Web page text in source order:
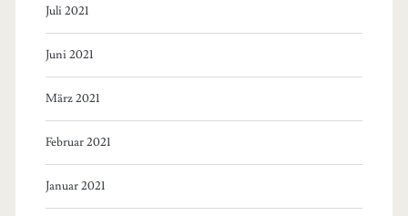
Juli 2021
Juni 2021
März 2021
Februar 2021
Januar 2021